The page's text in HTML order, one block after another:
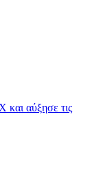
και αύξησε τις